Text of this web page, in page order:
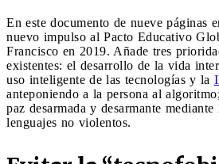
En este documento de nueve páginas
nuevo impulso al Pacto Educativo
Francisco en 2019. Añade tres
existentes: el desarrollo de la vida
uso inteligente de las tecnologías y la
anteponiendo a la persona al
paz desarmada y desarmante
lenguajes no violentos.